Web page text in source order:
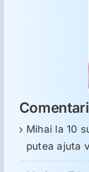
Mihai la10
putea ajuta